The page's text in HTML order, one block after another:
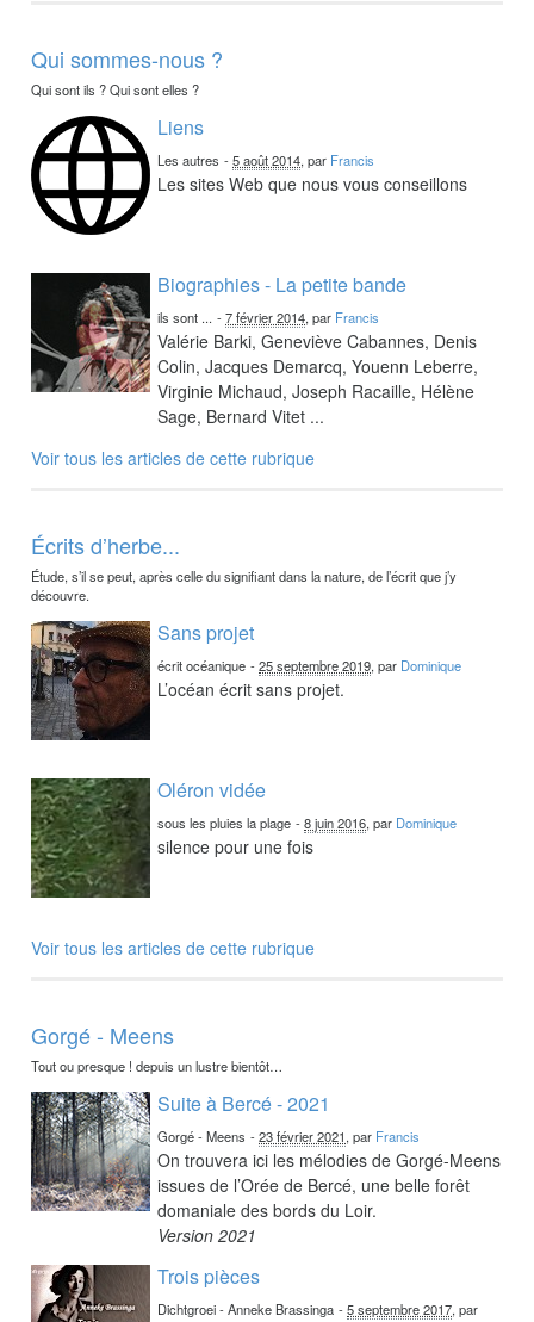
Qui sommes-nous ?
Qui sont ils ? Qui sont elles ?
Liens
Les autres -5 août 2014, par Francis
Les sites Web que nous vous conseillons
Biographies - La petite bande
ils sont ... -7 février 2014, par Francis
Valérie Barki, Geneviève Cabannes, Denis
Colin, Jacques Demarcq, Youenn Leberre,
Virginie Michaud, Joseph Racaille, Hélène
Sage, Bernard Vitet ...
Voir tous les articles de cette rubrique
Écrits d’herbe...
Étude, s’il se peut, après celle du signifiant dans la nature, de l’écrit que j’y
découvre.
Sans projet
écrit océanique -25 septembre 2019, par Dominique
L’océan écrit sans projet.
Oléron vidée
sous les pluies la plage -8 juin 2016, par Dominique
silence pour une fois
Voir tous les articles de cette rubrique
Gorgé - Meens
Tout ou presque ! depuis un lustre bientôt…
Suite à Bercé - 2021
Gorgé - Meens -23 février 2021, par Francis
On trouvera ici les mélodies de Gorgé-Meens
issues de l’Orée de Bercé, une belle forêt
domaniale des bords du Loir.
Version 2021
Trois pièces
Dichtgroei - Anneke Brassinga -5 septembre 2017, par